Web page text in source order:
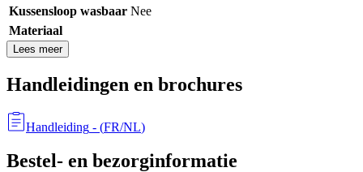
Kussensloop wasbaar Nee
Materiaal
Lees meer
Handleidingen en brochures
Handleiding - (FR/NL)
Bestel- en bezorginformatie